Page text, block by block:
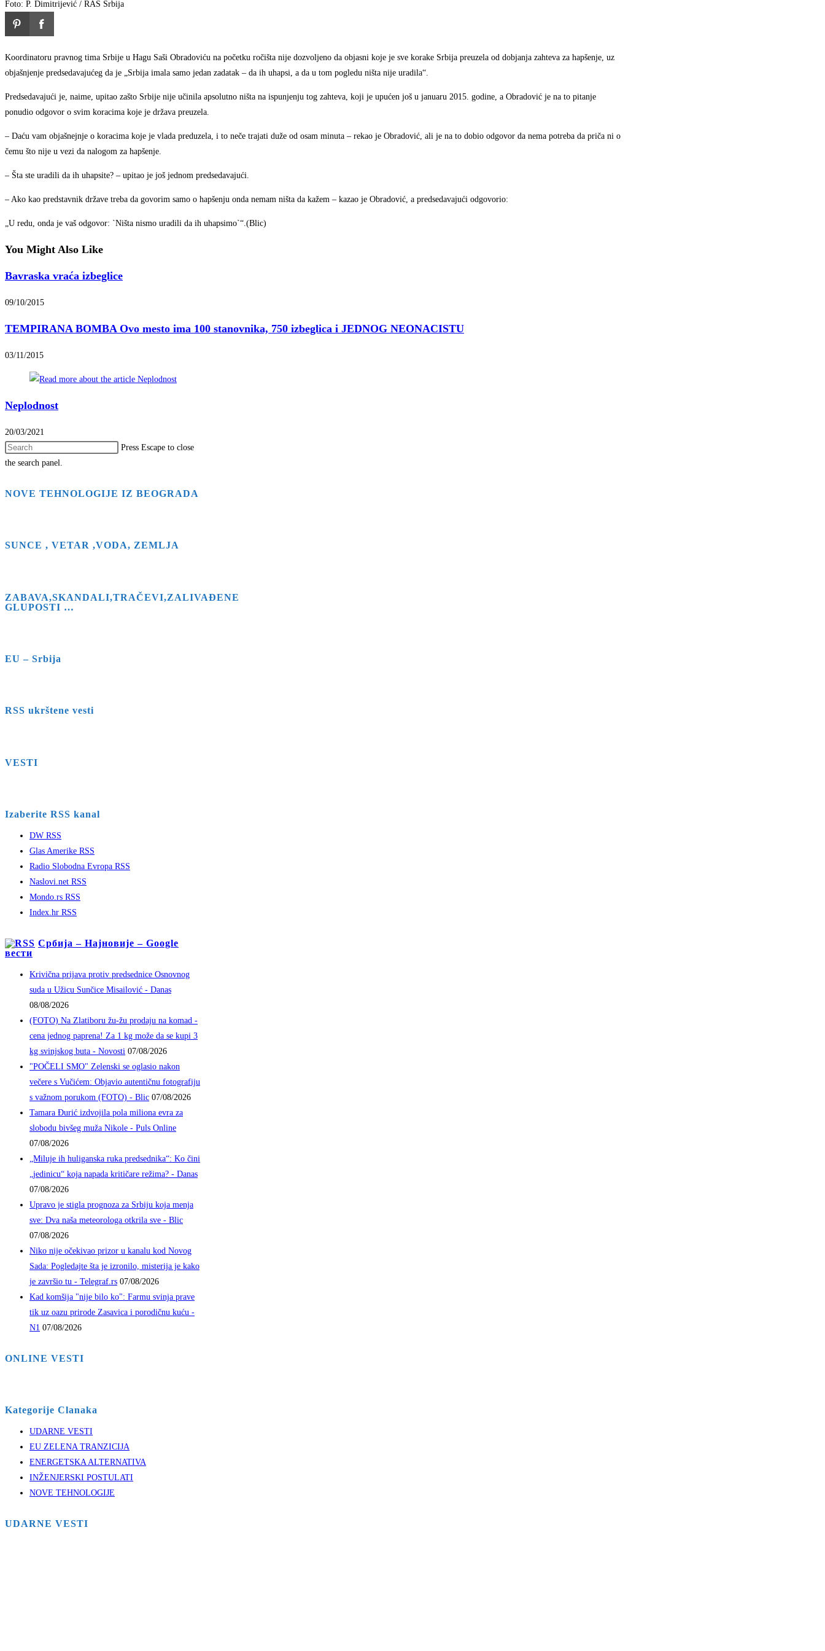
Foto: P. Dimitrijević / RAS Srbija
Koordinatoru pravnog tima Srbije u Hagu Saši Obradoviću na početku ročišta nije dozvoljeno da objasni koje je sve korake Srbija preuzela od dobjanja zahteva za hapšenje, uz
objašnjenje predsedavajućeg da je „Srbija imala samo jedan zadatak – da ih uhapsi, a da u tom pogledu ništa nije uradila“.
Predsedavajući je, naime, upitao zašto Srbije nije učinila apsolutno ništa na ispunjenju tog zahteva, koji je upućen još u januaru 2015. godine, a Obradović je na to pitanje
ponudio odgovor o svim koracima koje je država preuzela.
– Daću vam objašnejnje o koracima koje je vlada preduzela, i to neče trajati duže od osam minuta – rekao je Obradović, ali je na to dobio odgovor da nema potreba da priča ni o
čemu što nije u vezi da nalogom za hapšenje.
– Šta ste uradili da ih uhapsite? – upitao je još jednom predsedavajući.
– Ako kao predstavnik države treba da govorim samo o hapšenju onda nemam ništa da kažem – kazao je Obradović, a predsedavajući odgovorio:
„U redu, onda je vaš odgovor: `Ništa nismo uradili da ih uhapsimo`“.(Blic)
You Might Also Like
Bavraska vraća izbeglice
09/10/2015
TEMPIRANA BOMBA Ovo mesto ima 100 stanovnika, 750 izbeglica i JEDNOG NEONACISTU
03/11/2015
Neplodnost
20/03/2021
Press Escape to close
the search panel.
NOVE TEHNOLOGIJE IZ BEOGRADA
SUNCE , VETAR ,VODA, ZEMLJA
ZABAVA,SKANDALI,TRAČEVI,ZALIVAĐENE
GLUPOSTI …
EU – Srbija
RSS ukrštene vesti
VESTI
Izaberite RSS kanal
DW RSS
Glas Amerike RSS
Radio Slobodna Evropa RSS
Naslovi.net RSS
Mondo.rs RSS
Index.hr RSS
Србија – Најновије – Google
вести
Krivična prijava protiv predsednice Osnovnog
suda u Užicu Sunčice Misailović - Danas
08/08/2026
(FOTO) Na Zlatiboru žu-žu prodaju na komad -
cena jednog paprena! Za 1 kg može da se kupi 3
kg svinjskog buta - Novosti 07/08/2026
"POČELI SMO" Zelenski se oglasio nakon
večere s Vučićem: Objavio autentičnu fotografiju
s važnom porukom (FOTO) - Blic 07/08/2026
Tamara Đurić izdvojila pola miliona evra za
slobodu bivšeg muža Nikole - Puls Online
07/08/2026
„Miluje ih huliganska ruka predsednika“: Ko čini
„jedinicu“ koja napada kritičare režima? - Danas
07/08/2026
Upravo je stigla prognoza za Srbiju koja menja
sve: Dva naša meteorologa otkrila sve - Blic
07/08/2026
Niko nije očekivao prizor u kanalu kod Novog
Sada: Pogledajte šta je izronilo, misterija je kako
je završio tu - Telegraf.rs 07/08/2026
Kad komšija "nije bilo ko": Farmu svinja prave
tik uz oazu prirode Zasavica i porodičnu kuću -
N1 07/08/2026
ONLINE VESTI
Kategorije Clanaka
UDARNE VESTI
EU ZELENA TRANZICIJA
ENERGETSKA ALTERNATIVA
INŽENJERSKI POSTULATI
NOVE TEHNOLOGIJE
UDARNE VESTI